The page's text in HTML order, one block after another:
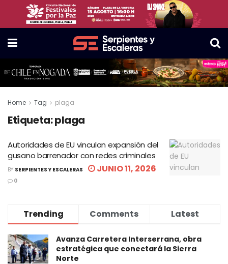
Home Tag plaga
Etiqueta:plaga
Autoridades de EU vinculan expansión del
gusano barrenador con redes criminales
BY SERPIENTES Y ESCALERAS JUNIO 11, 2026
0
Trending Comments Latest
Avanza Carretera Interserrana, obra
estratégica que conectará la Sierra
Norte